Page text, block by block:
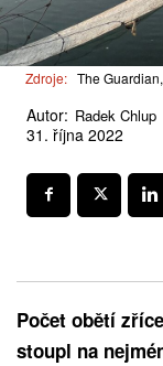
Zdroje: The
Autor: Radek Chlup
31. října 2022
Počet obětí
stoupl na